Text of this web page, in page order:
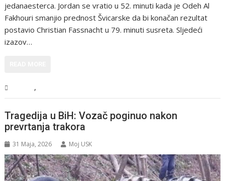
jedanaesterca. Jordan se vratio u 52. minuti kada je Odeh Al
Fakhouri smanjio prednost Švicarske da bi konačan rezultat
postavio Christian Fassnacht u 79. minuti susreta. Sljedeći
izazov…
,
Tragedija u BiH: Vozač poginuo nakon
prevrtanja trakora
31 Maja, 2026 Moj USK